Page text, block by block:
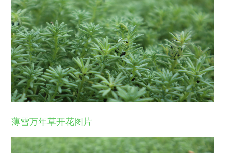
薄雪万年草开花图片